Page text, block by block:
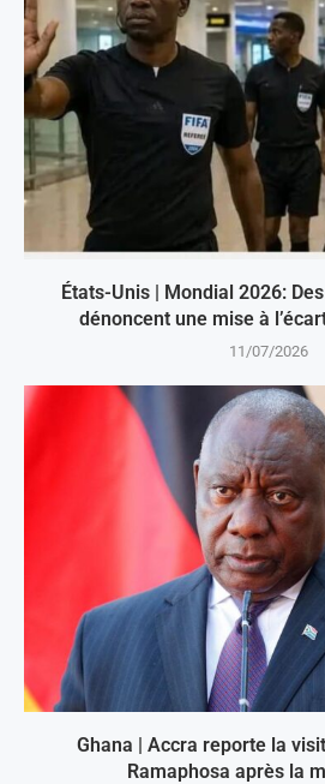
États-Unis | Mondial 2026:
dénoncent une mise à
11/07/2026
Ghana | Accra reporte la
Ramaphosa après la